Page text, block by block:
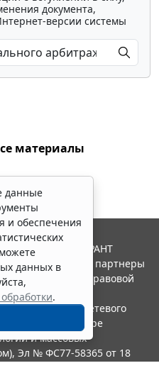
документа,
версии системы
материалы
данные
и обеспечения
данных в
.
Система ГАРАНТ
"Гарант" и ее партнеры
ассоциации правовой
в качестве сетевого
по надзору в сфере
и массовых
Эл № ФС77-58365 от 18